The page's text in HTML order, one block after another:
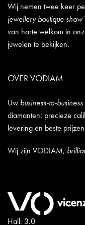
Wij nemen twee keer
jewellery boutique show
van harte welkom in
juwelen te bekijken.
OVER VODIAM
Uw business-to-business
diamanten: precieze
levering en beste
Wij zijn VODIAM,
Hall: 3.0